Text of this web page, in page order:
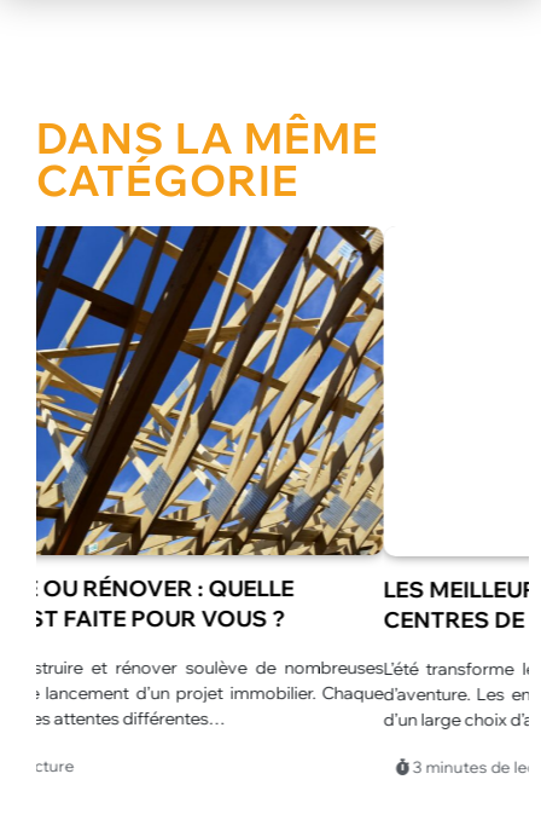
DANS LA MÊME
CATÉGORIE
LES MEILLEURES ANIMATIONS POUR
CENTRES DE LOISIRS EN ÉTÉ
L’été transforme les centres de loisirs en véritables espaces
d’aventure. Les enfants profitent de journées plus longues et
d’un large choix d’activités.…
3 minutes de lecture